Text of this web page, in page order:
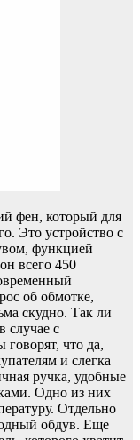
фен, который для
Это устройство с
функцией
всего 450
об обмотке,
скудно. Так ли
случае с
что да,
и слегка
ручка, удобные
Одно из них
Отдельно
обдув. Еще